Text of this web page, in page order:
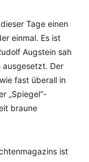
Tage einen
einmal. Es ist
Augstein sah
ausgesetzt. Der
fast überall in
„Spiegel“-
braune
ist